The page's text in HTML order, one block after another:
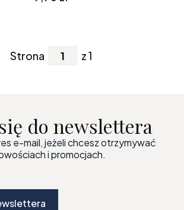
Strona z 1
do newslettera
e-mail, jeżeli chcesz otrzymywać
i promocjach.